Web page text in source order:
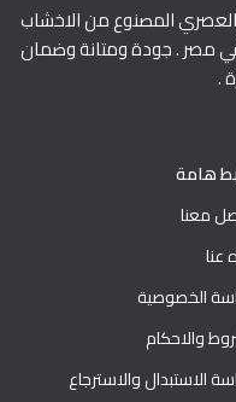
المصنوع من الاخشاب
في مصر . جودة ومتانة وضمان
.
هامة
معنا
عنا
الخصوصية
والاحكام
الاستبدال والاسترجاع